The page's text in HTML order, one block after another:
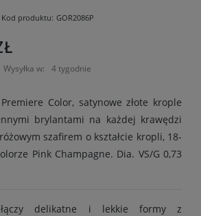
Kod produktu: GOR2086P
Wysyłka w: 4 tygodnie
Color, satynowe złote krople
brylantami na każdej krawędzi
szafirem o kształcie kropli, 18-
Pink Champagne. Dia. VS/G 0,73
delikatne i lekkie formy z